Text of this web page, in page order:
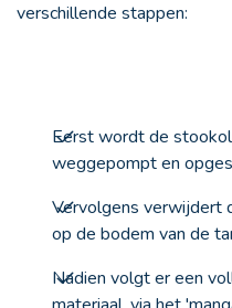
verschillende stappen:
Eerst wordt de
weggepompt en
Vervolgens verwijdert
op de bodem van de
Nadien volgt er een